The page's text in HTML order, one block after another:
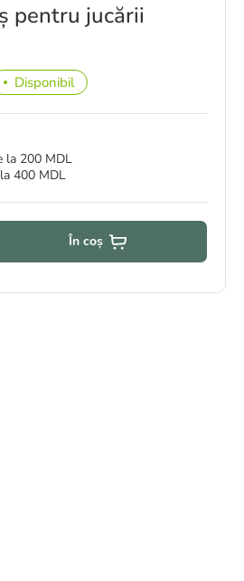
pentru jucării
Disponibil
la 200 MDL
400 MDL
În coș